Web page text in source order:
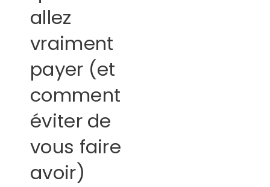
allez
vraiment
payer (et
comment
éviter de
vous faire
avoir)